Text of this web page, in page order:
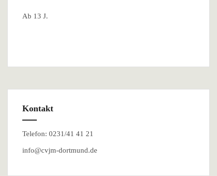
Ab 13 J.
Kontakt
Telefon: 0231/41 41 21
info@cvjm-dortmund.de